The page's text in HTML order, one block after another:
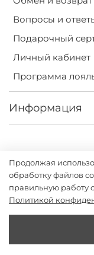
Вопросы и
Подарочный
Личный кабинет
Программа
Информация
Darsi.studio -
Продолжая
обработку файлов
правильную работу
Политикой